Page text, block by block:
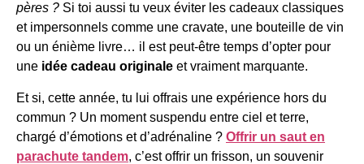
pères ? Si toi aussi tu veux éviter les cadeaux classiques
et impersonnels comme une cravate, une bouteille de vin
ou un énième livre… il est peut-être temps d’opter pour
une idée cadeau originale et vraiment marquante.
Et si, cette année, tu lui offrais une expérience hors du
commun ? Un moment suspendu entre ciel et terre,
chargé d’émotions et d’adrénaline ? Offrir un saut en
parachute tandem, c’est offrir un frisson, un souvenir